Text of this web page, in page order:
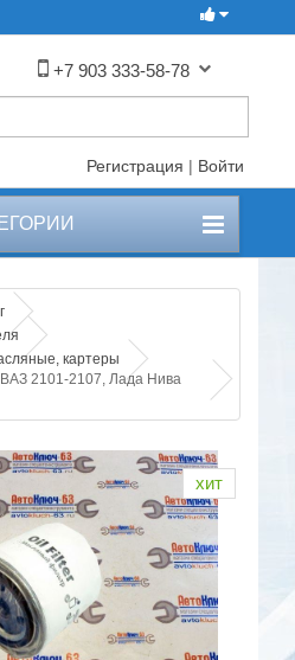
+7 903 333-58-78
Регистрация | Войти
картеры
2101-2107, Лада Нива
хит